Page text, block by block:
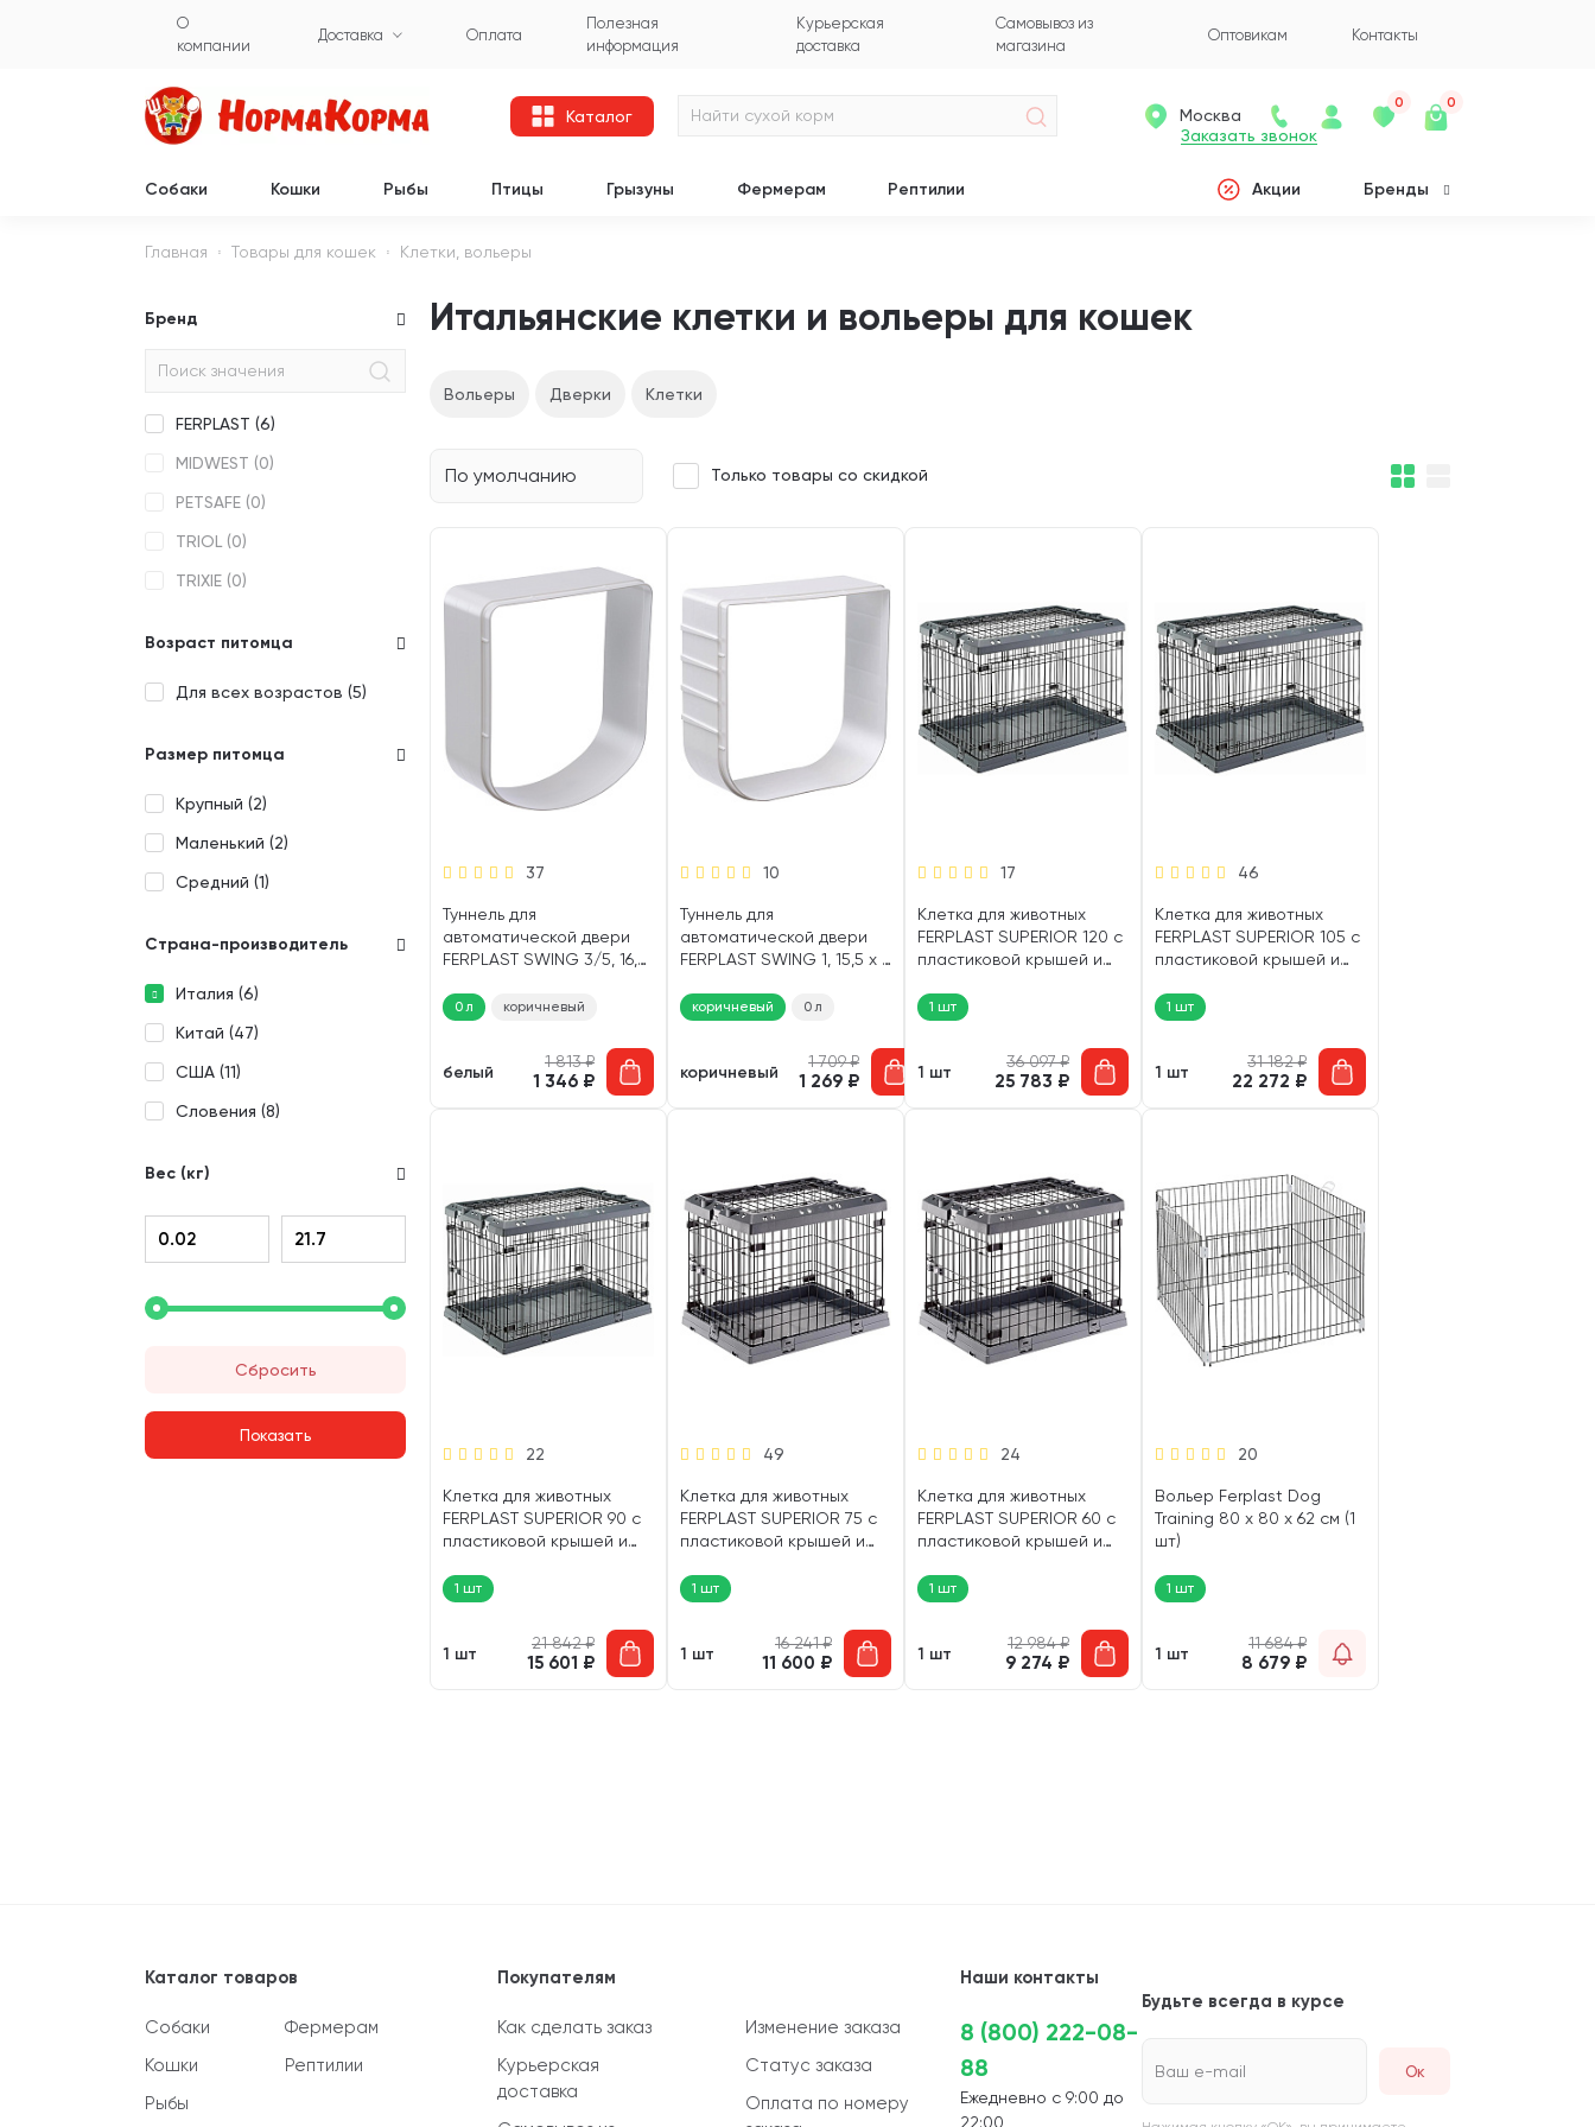
О
компании
Доставка Оплата
Полезная
информация
Курьерская
доставка
Самовывоз из
магазина
Оптовикам Контакты
Каталог
Заказать звонок
Москва
0 0
Собаки Кошки Рыбы Птицы Грызуны Фермерам Рептилии Акции Бренды
Главная Товары для кошек Клетки, вольеры
Бренд
FERPLAST (6)
MIDWEST (0)
PETSAFE (0)
TRIOL (0)
TRIXIE (0)
Возраст питомца
Для всех возрастов (5)
Размер питомца
Крупный (2)
Маленький (2)
Средний (1)
Страна-производитель
Италия (6)
Китай (47)
США (11)
Словения (8)
Вес (кг)
Сбросить
Итальянские клетки и вольеры для кошек
Вольеры Дверки Клетки
По умолчанию Только товары со скидкой
37
Туннель для
автоматической двери
FERPLAST SWING 3/5, 16,3
0 л коричневый
белый
1 813₽
1 346 ₽
10
Туннель для
автоматической двери
FERPLAST SWING 1, 15,5 х 5
коричневый 0 л
коричневый
1 709₽
1 269 ₽
17
Клетка для животных
FERPLAST SUPERIOR 120 с
пластиковой крышей и
(1 шт)
1 шт
1 шт
36 097₽
25 783 ₽
46
Клетка для животных
FERPLAST SUPERIOR 105 с
пластиковой крышей и
(1 шт)
1 шт
1 шт
31 182₽
22 272 ₽
22
Клетка для животных
FERPLAST SUPERIOR 90 с
пластиковой крышей и
(1 шт)
1 шт
1 шт
21 842₽
15 601 ₽
49
Клетка для животных
FERPLAST SUPERIOR 75 с
пластиковой крышей и
(1 шт)
1 шт
1 шт
16 241₽
11 600 ₽
24
Клетка для животных
FERPLAST SUPERIOR 60 с
пластиковой крышей и
(1 шт)
1 шт
1 шт
12 984₽
9 274 ₽
20
Вольер Ferplast Dog
Training 80 х 80 х 62 см (1
шт)
1 шт
1 шт
11 684₽
8 679 ₽
Каталог товаров
Собаки
Кошки
Рыбы
Фермерам
Рептилии
Покупателям
Как сделать заказ
Курьерская
доставка
Изменение заказа
Статус заказа
Оплата по номеру
Наши контакты
8 (800) 222-08-
88
Ежедневно с 9:00 до
22:00
Будьте всегда в курсе
Ваш e-mail